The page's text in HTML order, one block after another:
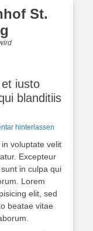
St.
iusto
blanditiis
hinterlassen
voluptate velit
Excepteur
in culpa qui
Lorem
elit, sed
beatae vitae